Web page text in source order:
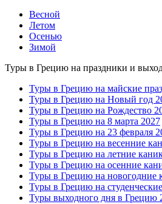
Весной
Летом
Осенью
Зимой
Туры в Грецию на праздники и
Туры в Грецию на майские
Туры в Грецию на Новый год
Туры в Грецию на Рождество
Туры в Грецию на 8 марта 2027
Туры в Грецию на 23 февраля
Туры в Грецию на весенние
Туры в Грецию на летние
Туры в Грецию на осенние
Туры в Грецию на новогодние
Туры в Грецию на
Туры выходного дня в Грецию